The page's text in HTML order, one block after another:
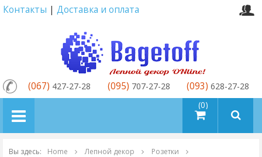
Контакты | Доставка и оплата
товаров (0)
(067) 427-27-28 (095) 707-27-28 (093) 628-27-28
Вы здесь: Home Лепной декор
Розетки